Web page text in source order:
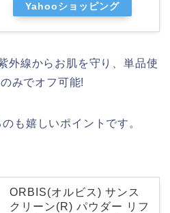
Yahooショッピング
外線からお肌を守り、単品使
みでオフ可能!
も嬉しいポイントです。
ORBIS(オルビス) サンス
クリーン(R) パウダー リフ